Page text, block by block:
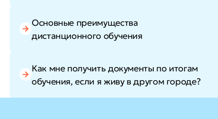
Основные преимущества
дистанционного обучения
Как мне получить документы по итогам
обучения, если я живу в другом городе?